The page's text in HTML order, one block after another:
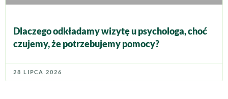
Dlaczego odkładamy wizytę u psychologa, choć
czujemy, że potrzebujemy pomocy?
28 LIPCA 2026